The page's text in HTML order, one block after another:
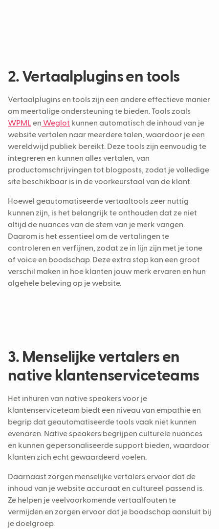
2. Vertaalplugins en tools
Vertaalplugins en tools zijn een andere effectieve manier
om meertalige ondersteuning te bieden. Tools zoals
WPML en Weglot kunnen automatisch de inhoud van je
website vertalen naar meerdere talen, waardoor je een
wereldwijd publiek bereikt. Deze tools zijn eenvoudig te
integreren en kunnen alles vertalen, van
productomschrijvingen tot blogposts, zodat je volledige
site beschikbaar is in de voorkeurstaal van de klant.
Hoewel geautomatiseerde vertaaltools zeer nuttig
kunnen zijn, is het belangrijk te onthouden dat ze niet
altijd de nuances van de stem van je merk vangen.
Daarom is het essentieel om de vertalingen te
controleren en verfijnen, zodat ze in lijn zijn met je tone
of voice en boodschap. Deze extra stap kan een groot
verschil maken in hoe klanten jouw merk ervaren en hun
algehele beleving op je website.
3. Menselijke vertalers en
native klantenserviceteams
Het inhuren van native speakers voor je
klantenserviceteam biedt een niveau van empathie en
begrip dat geautomatiseerde tools vaak niet kunnen
evenaren. Native speakers begrijpen culturele nuances
en kunnen gepersonaliseerde support bieden, waardoor
klanten zich echt gewaardeerd voelen.
Daarnaast zorgen menselijke vertalers ervoor dat de
inhoud van je website accuraat en cultureel passend is.
Ze helpen je veelvoorkomende vertaalfouten te
vermijden en zorgen ervoor dat je boodschap aansluit bij
je doelgroep.